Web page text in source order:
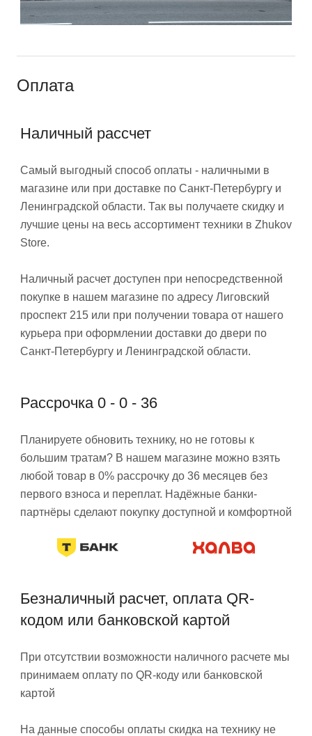
Оплата
Наличный рассчет
Самый выгодный способ оплаты - наличными в
магазине или при доставке по Санкт-Петербургу и
Ленинградской области. Так вы получаете скидку и
лучшие цены на весь ассортимент техники в Zhukov
Store.
Наличный расчет доступен при непосредственной
покупке в нашем магазине по адресу Лиговский
проспект 215 или при получении товара от нашего
курьера при оформлении доставки до двери по
Санкт-Петербургу и Ленинградской области.
Рассрочка 0 - 0 - 36
Планируете обновить технику, но не готовы к
большим тратам? В нашем магазине можно взять
любой товар в 0% рассрочку до 36 месяцев без
первого взноса и переплат. Надёжные банки-
партнёры сделают покупку доступной и комфортной
Безналичный расчет, оплата QR-
кодом или банковской картой
При отсутствии возможности наличного расчете мы
принимаем оплату по QR-коду или банковской
картой
На данные способы оплаты скидка на технику не